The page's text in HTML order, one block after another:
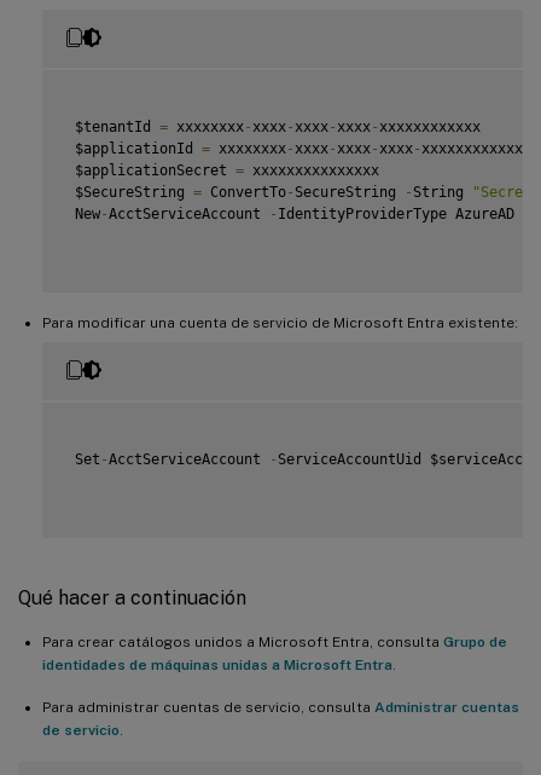
$tenantId = xxxxxxxx- xxxx- xxxx- xxxx- xxxxxxxxxxxx
$applicationId = xxxxxxxx- xxxx- xxxx- xxxx- xxxxxxxxxxxx
$applicationSecret = xxxxxxxxxxxxxxx
$SecureString = ConvertTo- SecureString - String
New-AcctServiceAccount - IdentityProviderType AzureAD
Para modificar una cuenta de servicio de Microsoft Entra existente:
Set -AcctServiceAccount - ServiceAccountUid
Qué hacer a continuación
Para crear catálogos unidos a Microsoft Entra, consulta Grupo de
identidades de máquinas unidas a Microsoft Entra
Para administrar cuentas de servicio, consulta Administrar cuentas
de servicio